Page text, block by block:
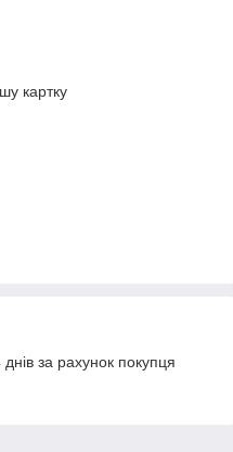
картку
за рахунок покупця